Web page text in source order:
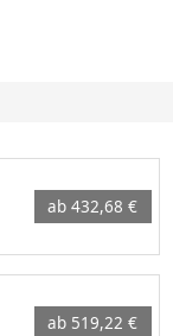
ab 432,68 €
ab 519,22 €